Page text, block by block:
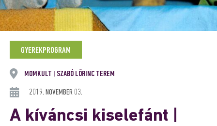
GYEREKPROGRAM
MOMKULT SZABÓ LŐRINC TEREM
2019. NOVEMBER 03.
A kíváncsi kiselefánt |